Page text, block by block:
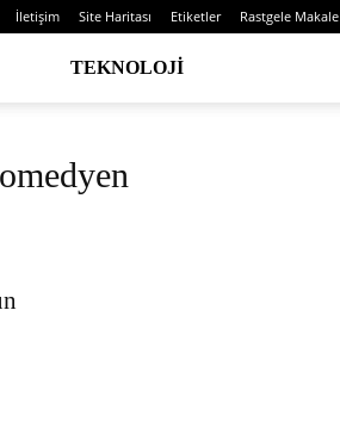
İletişim Site Haritası Etiketler Rastgele Makale
TEKNOLOJI